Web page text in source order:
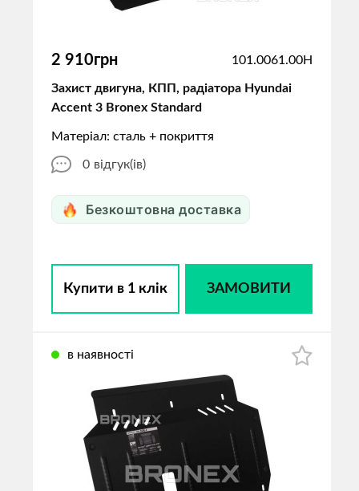
2 910грн 101.0061.00H
Захист двигуна, КПП, радіатора Hyundai
Accent 3 Bronex Standard
Матеріал: сталь + покриття
0 відгук(ів)
Безкоштовна доставка
Купити в 1 клік ЗАМОВИТИ
в наявності